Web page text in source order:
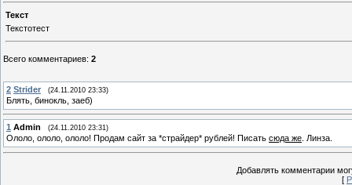
Текст
Текстотест
Всего комментариев: 2
2 Strider (24.11.2010 23:33)
Блять, бинокль, заеб)
1 Admin (24.11.2010 23:31)
Ололо, ололо, ололо! Продам сайт за *страйдер* рублей! Писать сюда же . Линза.
Добавлять комментарии
[